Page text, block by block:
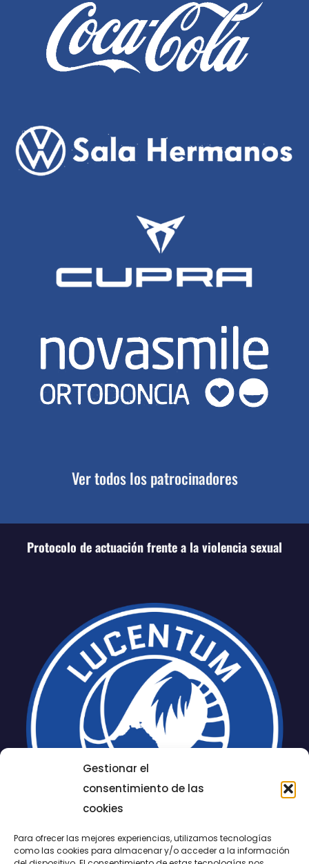
Gestionar el
consentimiento de las
cookies
Para ofrecer las mejores experiencias, utilizamos tecnologías
como las cookies para almacenar y/o acceder a la información
Ver todos los patrocinadores
Protocolo de actuación frente a la violencia sexual